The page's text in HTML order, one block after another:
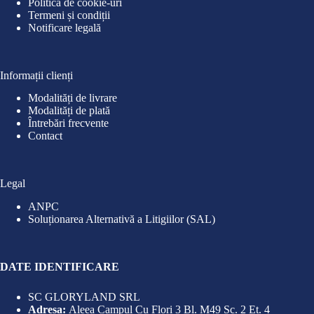
Termeni și condiții
Notificare legală
Informații clienți
Modalități de livrare
Modalități de plată
Întrebări frecvente
Contact
Legal
ANPC
Soluționarea Alternativă a Litigiilor (SAL)
DATE IDENTIFICARE
SC GLORYLAND SRL
Adresa: Aleea Campul Cu Flori 3 Bl. M49 Sc. 2 Et. 4